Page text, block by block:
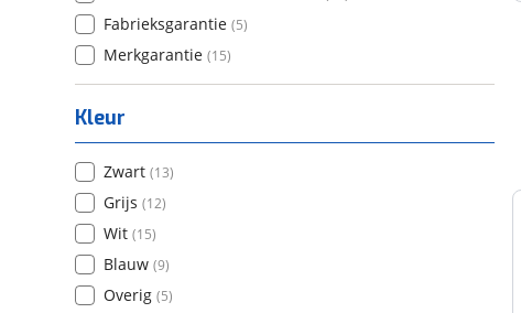
Fabrieksgarantie (5)
Merkgarantie (15)
Kleur
Zwart (13)
Grijs (12)
Wit (15)
Blauw (9)
Overig (5)